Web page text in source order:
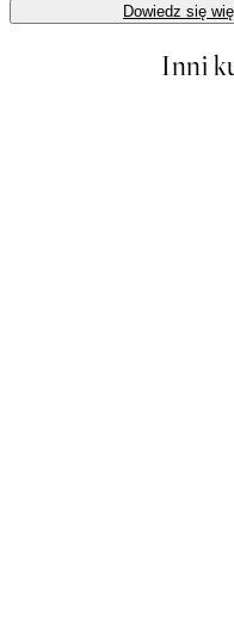
Dowiedz się
Inni